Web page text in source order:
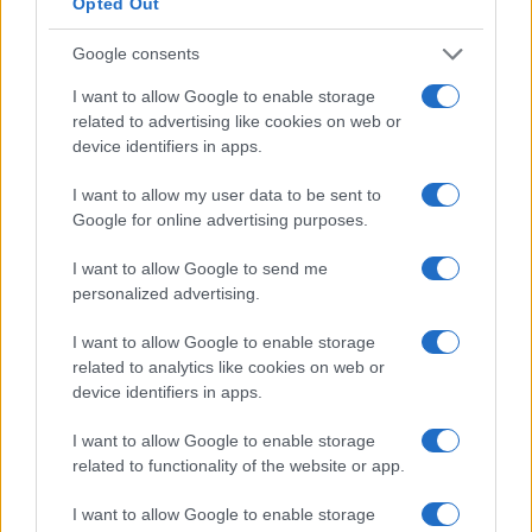
Google consents
I want to allow Google to enable storage
related to advertising like cookies on web or
device identifiers in apps.
I want to allow my user data to be sent to
Google for online advertising purposes.
I want to allow Google to send me
personalized advertising.
I want to allow Google to enable storage
related to analytics like cookies on web or
device identifiers in apps.
I want to allow Google to enable storage
related to functionality of the website or app.
I want to allow Google to enable storage
valore precedente
Percentuale media di incremento
salariale annuo in Corea (Sud)
Quanto sono gli incrementi salariali annuali in
Corea del Sud? Con che frequenza i dipendenti
ottengono aumenti di stipendio?
Corea del Sud)
registrino un aumento salariale di circa il 9% ogni
16 mesi.
Le cifre fornite qui sono medie di numeri. Queste cifre
dovrebbero essere prese come linee guida generali.
persona e dipendono da molti fattori, ma le tue